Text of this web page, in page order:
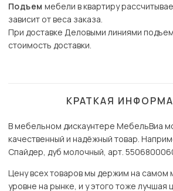
Подъем мебели в квартиру
зависит от веса заказа.
При доставке Деловыми линиями
стоимость доставки.
КРАТКАЯ
В мебельном дискаунтере МебельВиа
качественный и надёжный товар.
Спайдер, дуб молочный, арт.
Цену всех товаров мы держим на самом
уровне на рынке, и у этого тоже лучшая